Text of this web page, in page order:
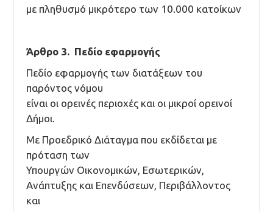
με πληθυσμό μικρότερο των 10.000 κατοίκων
Άρθρο 3. Πεδίο εφαρμογής
Πεδίο εφαρμογής των διατάξεων του
παρόντος νόμου
είναι οι ορεινές περιοχές και οι μικροί ορεινοί
Δήμοι.
Με Προεδρικό Διάταγμα που εκδίδεται με
πρόταση των
Υπουργών Οικονομικών, Εσωτερικών,
Ανάπτυξης και Επενδύσεων, Περιβάλλοντος
και